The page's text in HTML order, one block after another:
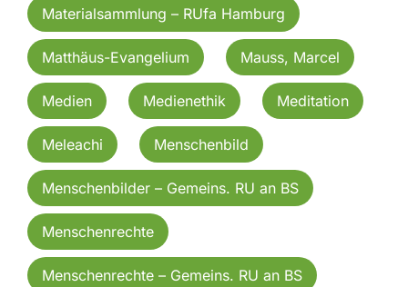
Materialsammlung – RUfa Hamburg
Matthäus-Evangelium Mauss, Marcel
Medien Medienethik Meditation
Meleachi Menschenbild
Menschenbilder – Gemeins. RU an BS
Menschenrechte
Menschenrechte – Gemeins. RU an BS